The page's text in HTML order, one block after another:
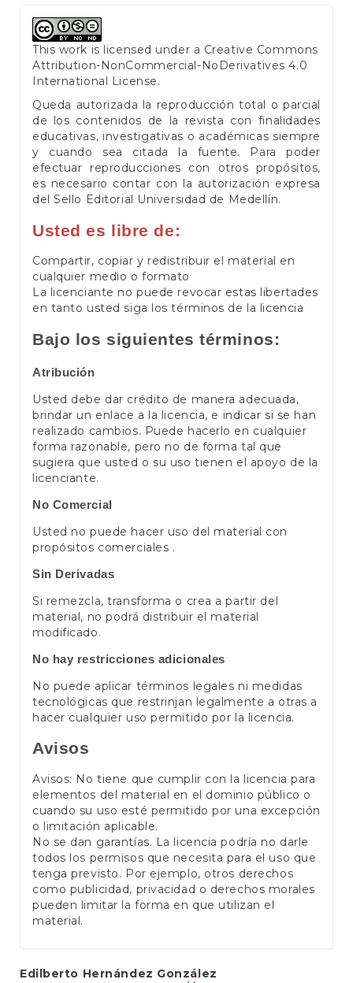
This work is licensed under a Creative Commons
Attribution-NonCommercial-NoDerivatives 4.0
International License.
Queda autorizada la reproducción total o parcial
de los contenidos de la revista con finalidades
educativas, investigativas o académicas siempre
y cuando sea citada la fuente. Para poder
efectuar reproducciones con otros propósitos,
es necesario contar con la autorización expresa
del Sello Editorial Universidad de Medellín.
Usted es libre de:
Compartir, copiar y redistribuir el material en
cualquier medio o formato
La licenciante no puede revocar estas libertades
en tanto usted siga los términos de la licencia
Bajo los siguientes términos:
Atribución
Usted debe dar crédito de manera adecuada,
brindar un enlace a la licencia, e indicar si se han
realizado cambios. Puede hacerlo en cualquier
forma razonable, pero no de forma tal que
sugiera que usted o su uso tienen el apoyo de la
licenciante.
No Comercial
Usted no puede hacer uso del material con
propósitos comerciales .
Sin Derivadas
Si remezcla, transforma o crea a partir del
material, no podrá distribuir el material
modificado.
No hay restricciones adicionales
No puede aplicar términos legales ni medidas
tecnológicas que restrinjan legalmente a otras a
hacer cualquier uso permitido por la licencia.
Avisos
Avisos: No tiene que cumplir con la licencia para
elementos del material en el dominio público o
cuando su uso esté permitido por una excepción
o limitación aplicable.
No se dan garantías. La licencia podría no darle
todos los permisos que necesita para el uso que
tenga previsto. Por ejemplo, otros derechos
como publicidad, privacidad o derechos morales
pueden limitar la forma en que utilizan el
material.
Main
Edilberto Hernández González